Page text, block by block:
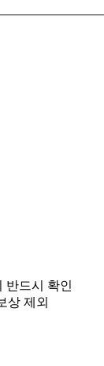
반드시 확인
상 제외